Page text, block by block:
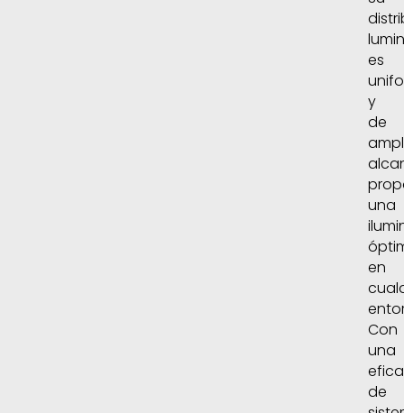
es
y
de
una
en
Con
una
de